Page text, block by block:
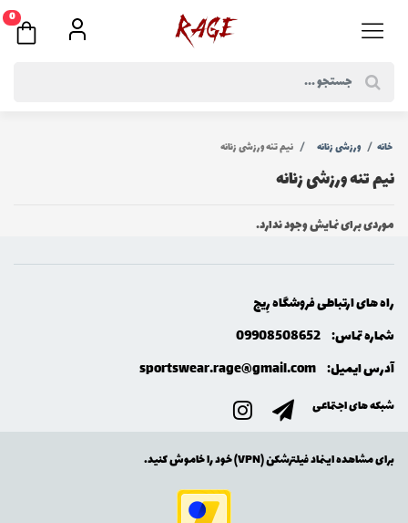
0
خانه ورزشی زنانه نیم تنه ورزشی زنانه
نیم تنه ورزشی زنانه
موردی برای نمایش وجود ندارد.
راه های ارتباطی فروشگاه رِيج
شماره تماس: 09908508652
آدرس ایمیل: sportswear.rage@gmail.com
شبکه های اجتماعی
برای مشاهده اینماد فیلترشکن (VPN) خود را خاموش کنید.